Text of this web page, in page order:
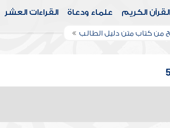
القرآن الكريم علماء ودعاة القراءات العشر
من كتاب متن دليل الطالب